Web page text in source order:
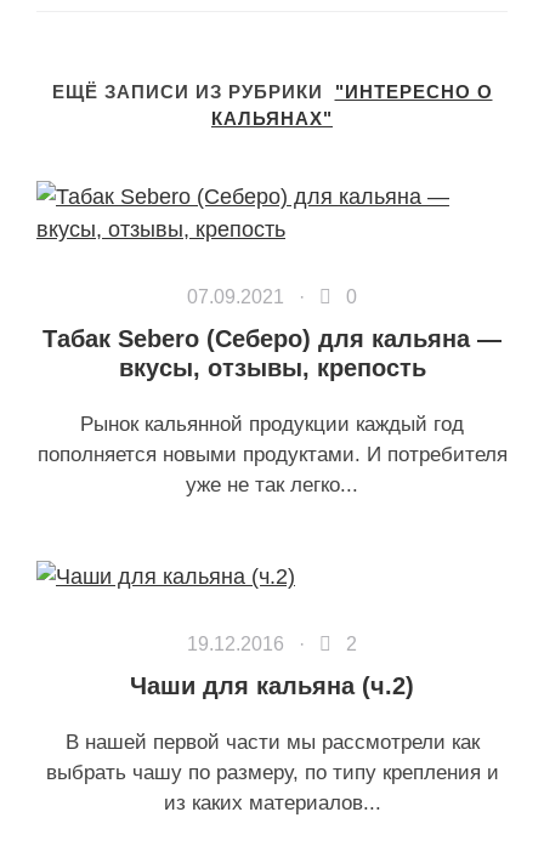
ЕЩЁ ЗАПИСИ ИЗ РУБРИКИ "ИНТЕРЕСНО О
КАЛЬЯНАХ"
07.09.2021 · 0
Табак Sebero (Себеро) для кальяна —
вкусы, отзывы, крепость
Рынок кальянной продукции каждый год
пополняется новыми продуктами. И потребителя
уже не так легко...
19.12.2016 · 2
Чаши для кальяна (ч.2)
В нашей первой части мы рассмотрели как
выбрать чашу по размеру, по типу крепления и
из каких материалов...